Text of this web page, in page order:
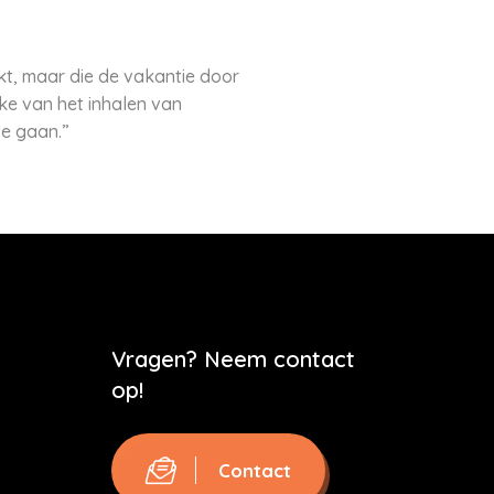
maar die de vakantie door
van het inhalen van
gaan.”
Vragen? Neem contact
op!
Contact